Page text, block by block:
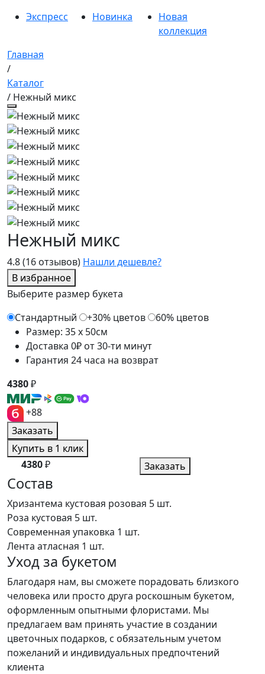
Экспресс
Новинка
Новая
коллекция
Главная
/
Каталог
/ Нежный микс
4.8(16 отзывов) Нашли дешевле?
В избранное
Нежный микс
Выберите размер букета
Стандартный
+30% цветов
60% цветов
Размер: 35 x 50см
Доставка 0₽ от 30-ти минут
Гарантия 24 часа на возврат
4380₽
+88
Заказать
Купить в 1 клик
4380₽ Заказать
Состав
Хризантема кустовая розовая 5 шт.
Роза кустовая 5 шт.
Современная упаковка 1 шт.
Лента атласная 1 шт.
Уход за букетом
Благодаря нам, вы сможете порадовать близкого
человека или просто друга роскошным букетом,
оформленным опытными флористами. Мы
предлагаем вам принять участие в создании
цветочных подарков, с обязательным учетом
пожеланий и индивидуальных предпочтений
клиента